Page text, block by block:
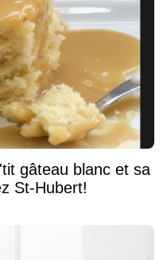
gâteau blanc et sa
St-Hubert!